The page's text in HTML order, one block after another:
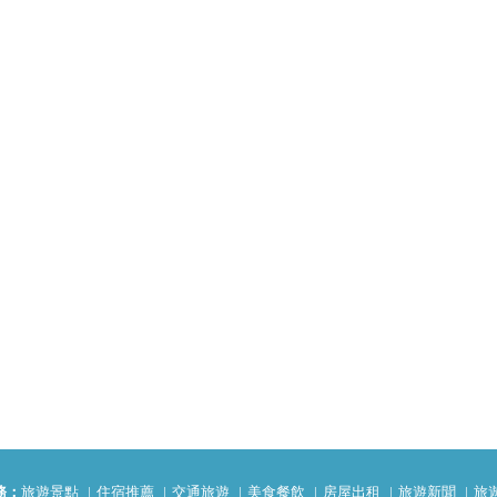
旅遊景點 住宿推薦 交通旅遊 美食餐飲 房屋出租 旅遊新聞 旅